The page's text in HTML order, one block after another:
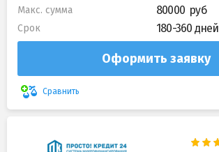
Макс. сумма 80000
Срок 180-360 дней
Оформить заявку
Сравнить